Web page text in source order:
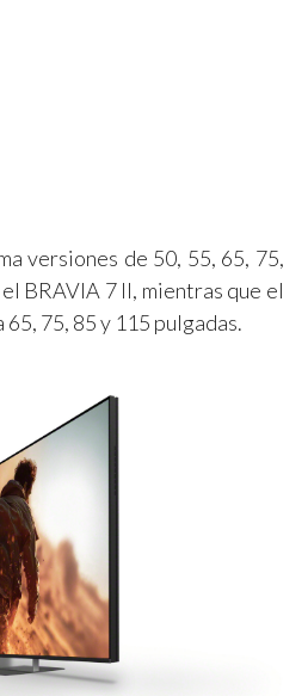
versiones de 50, 55, 65, 75,
BRAVIA 7 II, mientras que el
75, 85 y 115 pulgadas.